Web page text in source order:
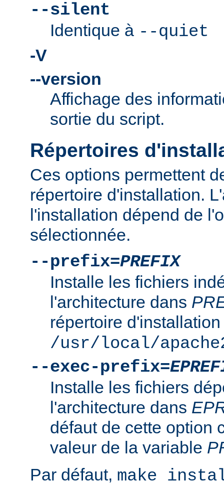
--silent
Identique à --quiet
-V
--version
Affichage des
sortie du script.
Répertoires
Ces options permettent
répertoire d'installation.
l'installation dépend de
sélectionnée.
--prefix=PREFIX
Installe les fichiers
l'architecture dans
répertoire
/usr/local/
--exec-prefix=
Installe les fichiers
l'architecture dans
défaut de cette option
valeur de la variable
Par défaut, make